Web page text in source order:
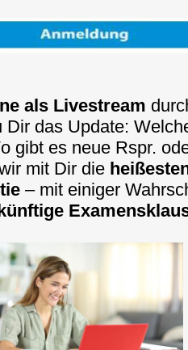
als Livestream
Dir das Update:
gibt es neue Rspr.
mit Dir die
– mit einiger